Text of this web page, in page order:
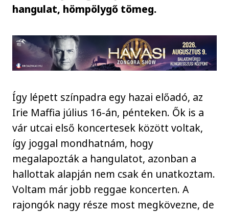
hangulat, hömpölygő tömeg.
Így lépett színpadra egy hazai előadó, az
Irie Maffia július 16-án, pénteken. Ők is a
vár utcai első koncertesek között voltak,
így joggal mondhatnám, hogy
megalapozták a hangulatot, azonban a
hallottak alapján nem csak én unatkoztam.
Voltam már jobb reggae koncerten. A
rajongók nagy része most megkövezne, de